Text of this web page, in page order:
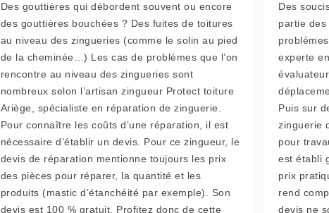
Des gouttières qui débordent souvent ou encore
des gouttières bouchées ? Des fuites de toitures
au niveau des zingueries (comme le solin au pied
de la cheminée…) Les cas de problèmes que l’on
rencontre au niveau des zingueries sont
nombreux selon l’artisan zingueur Protect toiture
Ariège, spécialiste en réparation de zinguerie.
Pour connaître les coûts d’une réparation, il est
nécessaire d’établir un devis. Pour ce zingueur, le
devis de réparation mentionne toujours les prix
des pièces pour réparer, la quantité et les
produits (mastic d’étanchéité par exemple). Son
devis est 100 % gratuit. Profitez donc de cette
Des
partie
experte
Puis sur
zinguerie
pour
est établi
prix
rend
devis ne